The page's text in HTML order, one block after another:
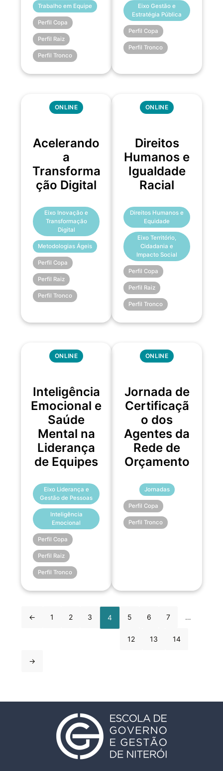
Trabalho em Equipe
Perfil Copa
Perfil Raiz
Perfil Tronco
Eixo Gestão e
Estratégia Pública
Perfil Copa
Perfil Tronco
ONLINE
Acelerando
a
Transforma
ção Digital
Eixo Inovação e
Transformação
Digital
Metodologias Ágeis
Perfil Copa
Perfil Raiz
Perfil Tronco
ONLINE
Direitos
Humanos e
Igualdade
Racial
Direitos Humanos e
Equidade
Eixo Território,
Cidadania e
Impacto Social
Perfil Copa
Perfil Raiz
Perfil Tronco
ONLINE
Inteligência
Emocional e
Saúde
Mental na
Liderança
de Equipes
Eixo Liderança e
Gestão de Pessoas
Inteligência
Emocional
Perfil Copa
Perfil Raiz
Perfil Tronco
ONLINE
Jornada de
Certificaçã
o dos
Agentes da
Rede de
Orçamento
Jornadas
Perfil Copa
Perfil Tronco
← 1 2 3 4 5 6 7 …
12 13 14
→